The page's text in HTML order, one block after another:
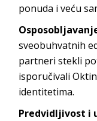
ponuda i veću
sveobuhvatnih
partneri stekli
isporučivali
identitetima.
Predvidljivost i